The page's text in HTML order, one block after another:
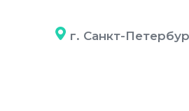
г. Санкт-